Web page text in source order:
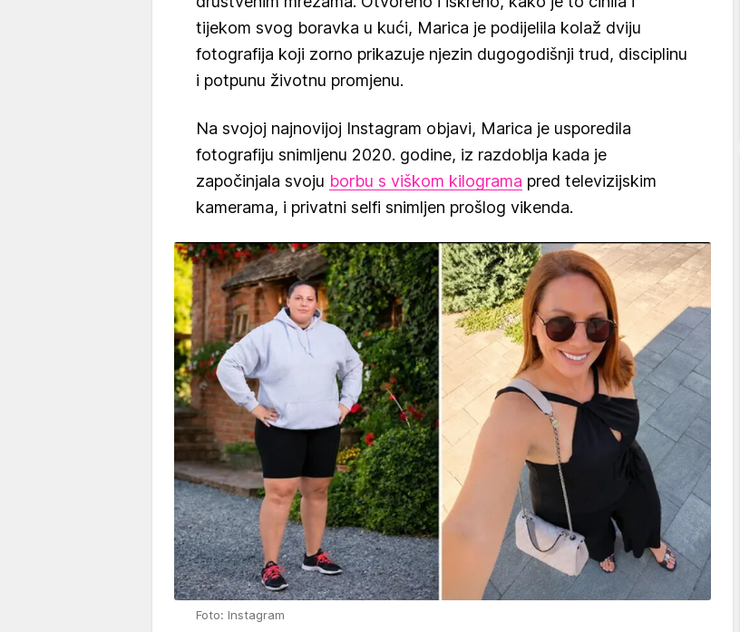
tijekom svog boravka u kući, Marica je podijelila kolaž dviju
fotografija koji zorno prikazuje njezin dugogodišnji trud, disciplinu
i potpunu životnu promjenu.
Na svojoj najnovijoj Instagram objavi, Marica je usporedila
fotografiju snimljenu 2020. godine, iz razdoblja kada je
započinjala svoju borbu s viškom kilograma pred televizijskim
kamerama, i privatni selfi snimljen prošlog vikenda.
Foto: Instagram